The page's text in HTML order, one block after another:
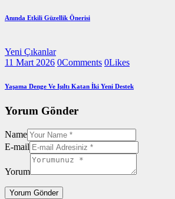
Anında Etkili Güzellik Önerisi
Yeni Çıkanlar
11 Mart 2026 0Comments 0Likes
Yaşama Denge Ve Işıltı Katan İki Yeni Destek
Yorum Gönder
Name
E-mail
Yorum